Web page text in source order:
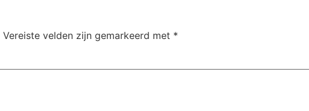
Vereiste velden zijn gemarkeerd met *